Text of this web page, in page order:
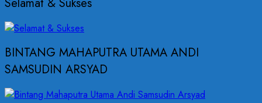
BINTANG MAHAPUTRA UTAMA ANDI
SAMSUDIN ARSYAD